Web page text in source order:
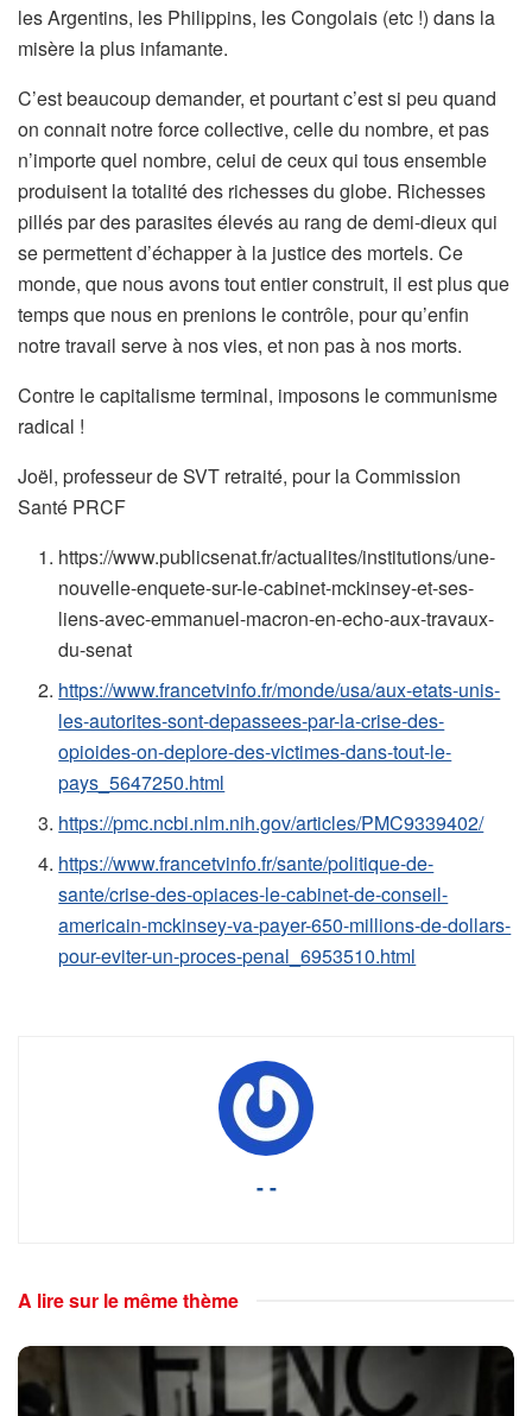
les Argentins, les Philippins, les Congolais (etc !) dans la
misère la plus infamante.
C’est beaucoup demander, et pourtant c’est si peu quand
on connait notre force collective, celle du nombre, et pas
n’importe quel nombre, celui de ceux qui tous ensemble
produisent la totalité des richesses du globe. Richesses
pillés par des parasites élevés au rang de demi-dieux qui
se permettent d’échapper à la justice des mortels. Ce
monde, que nous avons tout entier construit, il est plus que
temps que nous en prenions le contrôle, pour qu’enfin
notre travail serve à nos vies, et non pas à nos morts.
Contre le capitalisme terminal, imposons le communisme
radical !
Joël, professeur de SVT retraité, pour la Commission
Santé PRCF
https://www.publicsenat.fr/actualites/institutions/une-
nouvelle-enquete-sur-le-cabinet-mckinsey-et-ses-
liens-avec-emmanuel-macron-en-echo-aux-travaux-
du-senat
https://www.francetvinfo.fr/monde/usa/aux-etats-unis-
les-autorites-sont-depassees-par-la-crise-des-
opioides-on-deplore-des-victimes-dans-tout-le-
pays_5647250.html
https://pmc.ncbi.nlm.nih.gov/articles/PMC9339402/
https://www.francetvinfo.fr/sante/politique-de-
sante/crise-des-opiaces-le-cabinet-de-conseil-
americain-mckinsey-va-payer-650-millions-de-dollars-
pour-eviter-un-proces-penal_6953510.html
- -
A lire sur le même thème